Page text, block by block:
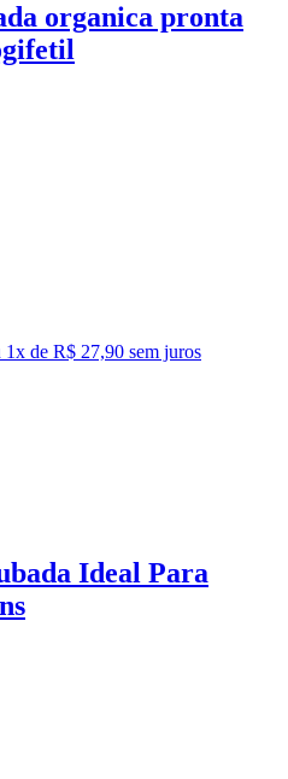
organica pronta
1x de R$ 27,90 sem juros
Ideal Para